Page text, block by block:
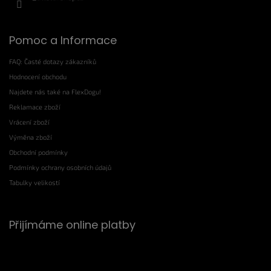
Pomoc a Informace
FAQ: Časté dotazy zákazníků
Hodnocení obchodu
Najdete nás také na FlexDogu!
Reklamace zboží
Vrácení zboží
Výměna zboží
Obchodní podmínky
Podmínky ochrany osobních údajů
Tabulky velikostí
Přijímáme online platby